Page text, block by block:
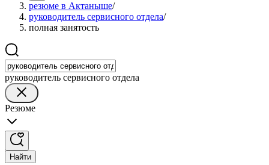
резюме в Актаныше/
руководитель сервисного отдела/
полная занятость
руководитель сервисного отдела
Резюме
Найти